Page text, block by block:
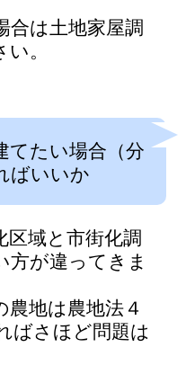
合は土地家屋調
。
てたい場合（分
ばいいか
区域と市街化調
方が違ってきま
農地は農地法４
ばさほど問題は